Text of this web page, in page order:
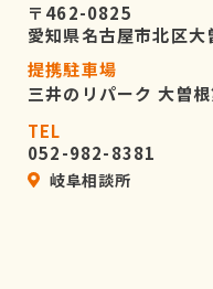
〒462-0825
愛知県名古屋市北区
提携駐車場
三井のリパーク 大曽
TEL
052-982-8381
岐阜相談所